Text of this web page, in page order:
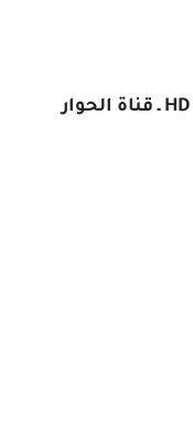
مسلسل فلوجة حلقة 9 التاسعة HD ـ قناة الحوار